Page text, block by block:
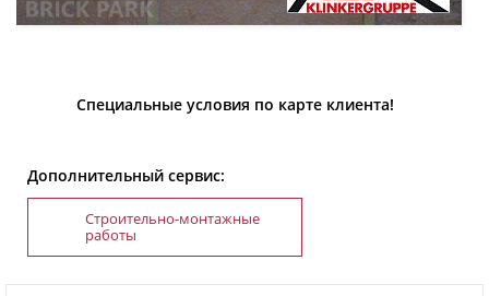
Специальные условия по карте клиента!
Дополнительный сервис:
Строительно-монтажные
работы